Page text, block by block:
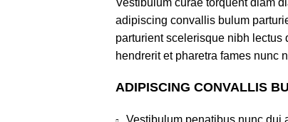
adipiscing convallis bulum
parturient scelerisque nibh
hendrerit et pharetra fames nunc
ADIPISCING CONVALLIS
Vestibulum penatibus nunc dui